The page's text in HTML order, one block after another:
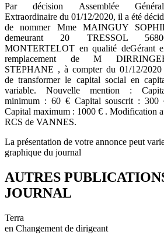
Par décision Assemblée
Extraordinaire du 01/12/2020, il a été
de nommer Mme MAINGUY
demeurant 20 TRESSOL
MONTERTELOT en qualité deGérant
remplacement de M
STEPHANE , à compter du 01/12/2020
de transformer le capital social en
variable. Nouvelle mention :
minimum : 60 € Capital souscrit : 300
Capital maximum : 1000 € . Modification
RCS de VANNES.
La présentation de votre annonce peut
graphique du journal
AUTRES
JOURNAL
Terra
en Changement de dirigeant